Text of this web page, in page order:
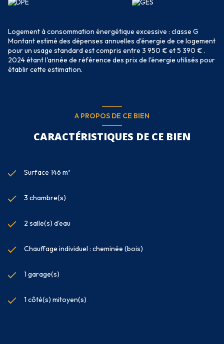
Logement à consommation énergétique excessive : classe G
Montant estimé des dépenses annuelles d'énergie de ce logement
pour un usage standard est compris entre 3 950 € et 5 390 € .
2024 étant l'année de référence des prix de l'énergie utilisés pour
établir cette estimation.
A PROPOS DE CE BIEN
CARACTÉRISTIQUES DE CE BIEN
Surface 146 m²
3 chambre(s)
2 salle(s) d'eau
Chauffage individuel : cheminée (bois)
1 garage(s)
1 côté(s) mitoyen(s)